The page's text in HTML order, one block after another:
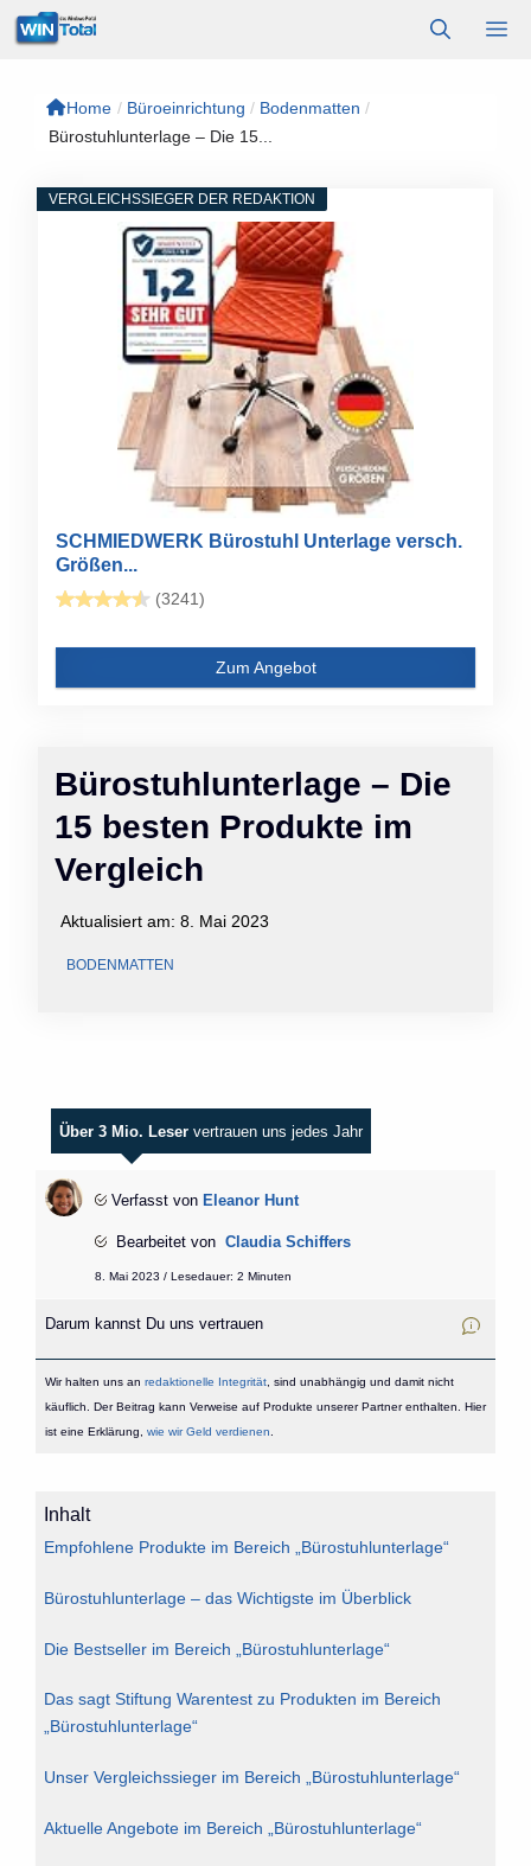
Zum
Inhalt
Home / Büroeinrichtung / Bodenmatten /
Bürostuhlunterlage – Die 15...
Bürostuhlunterlage – Die
15 besten Produkte im
Vergleich
Aktualisiert am: 8. Mai 2023
BODENMATTEN
VERGLEICHSSIEGER DER REDAKTION
SCHMIEDWERK Bürostuhl Unterlage versch.
Größen...
(3241)
Zum Angebot
Über 3 Mio. Leser vertrauen uns jedes Jahr
Verfasst von Eleanor Hunt
Bearbeitet von Claudia Schiffers
8. Mai 2023 / Lesedauer: 2 Minuten
Darum kannst Du uns vertrauen
Wir halten uns an redaktionelle Integrität, sind unabhängig und damit nicht
käuflich. Der Beitrag kann Verweise auf Produkte unserer Partner enthalten. Hier
ist eine Erklärung, wie wir Geld verdienen
Inhalt
Empfohlene Produkte im Bereich „Bürostuhlunterlage“
Bürostuhlunterlage – das Wichtigste im Überblick
Die Bestseller im Bereich „Bürostuhlunterlage“
Das sagt Stiftung Warentest zu Produkten im Bereich
„Bürostuhlunterlage“
Unser Vergleichssieger im Bereich „Bürostuhlunterlage“
Aktuelle Angebote im Bereich „Bürostuhlunterlage“